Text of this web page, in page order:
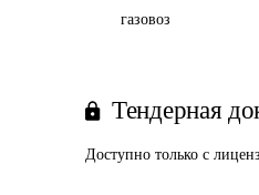
газовоз
Тендерная
Доступно только с